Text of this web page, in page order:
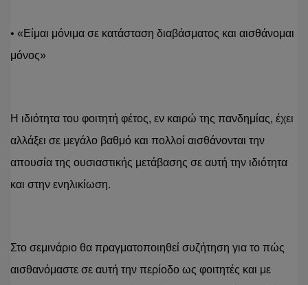
• «Είμαι μόνιμα σε κατάσταση διαβάσματος και αισθάνομαι
μόνος»
Η ιδιότητα του φοιτητή φέτος, εν καιρώ της πανδημίας, έχει
αλλάξει σε μεγάλο βαθμό και πολλοί αισθάνονται την
απουσία της ουσιαστικής μετάβασης σε αυτή την ιδιότητα
και στην ενηλικίωση.
Στο σεμινάριο θα πραγματοποιηθεί συζήτηση για το πώς
αισθανόμαστε σε αυτή την περίοδο ως φοιτητές και με